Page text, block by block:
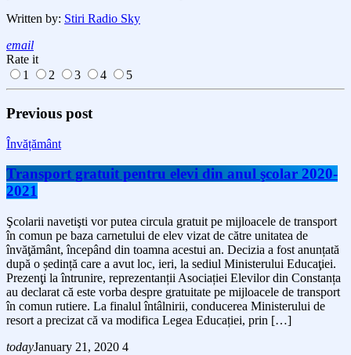
Written by: Stiri Radio Sky
email
Rate it
1
2 3 4 5
Previous post
Învățământ
Transport gratuit pentru elevi din anul şcolar 2020-
2021
Şcolarii navetişti vor putea circula gratuit pe mijloacele de transport
în comun pe baza carnetului de elev vizat de către unitatea de
învăţământ, începând din toamna acestui an. Decizia a fost anunțată
după o ședință care a avut loc, ieri, la sediul Ministerului Educaţiei.
Prezenţi la întrunire, reprezentanții Asociației Elevilor din Constanța
au declarat că este vorba despre gratuitate pe mijloacele de transport
în comun rutiere. La finalul întâlnirii, conducerea Ministerului de
resort a precizat că va modifica Legea Educației, prin […]
todayJanuary 21, 2020 4